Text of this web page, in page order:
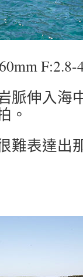
F:2.8-
脈伸入海
。
難表達出